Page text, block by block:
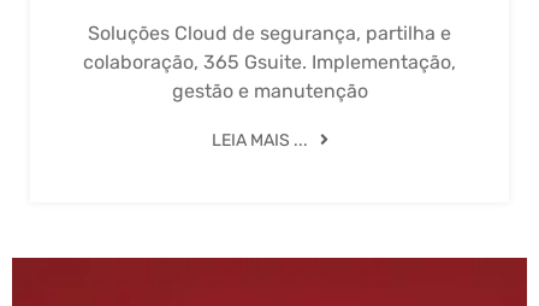
Soluções Cloud de segurança, partilha e
colaboração, 365 Gsuite. Implementação,
gestão e manutenção
LEIA MAIS ...